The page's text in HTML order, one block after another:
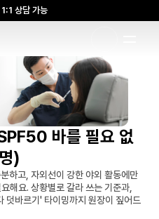
바를 필요 없
)
하고, 자외선이 강한 야외 활동에만
해요. 상황별로 갈라 쓰는 기준과,
덧바르기' 타이밍까지 원장이 짚어드
상담 가능
Cadaver workshop 참석 🌸